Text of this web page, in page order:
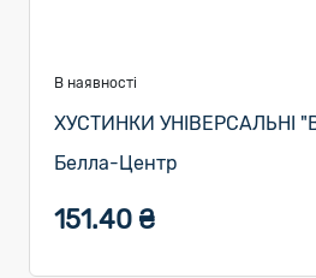
В наявності
ХУСТИНКИ УНІВЕРСАЛЬНІ
Белла-Центр
151.40 ₴